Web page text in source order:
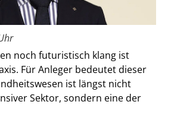
noch futuristisch klang ist
Für Anleger bedeutet dieser
ist längst nicht
Sektor, sondern eine der